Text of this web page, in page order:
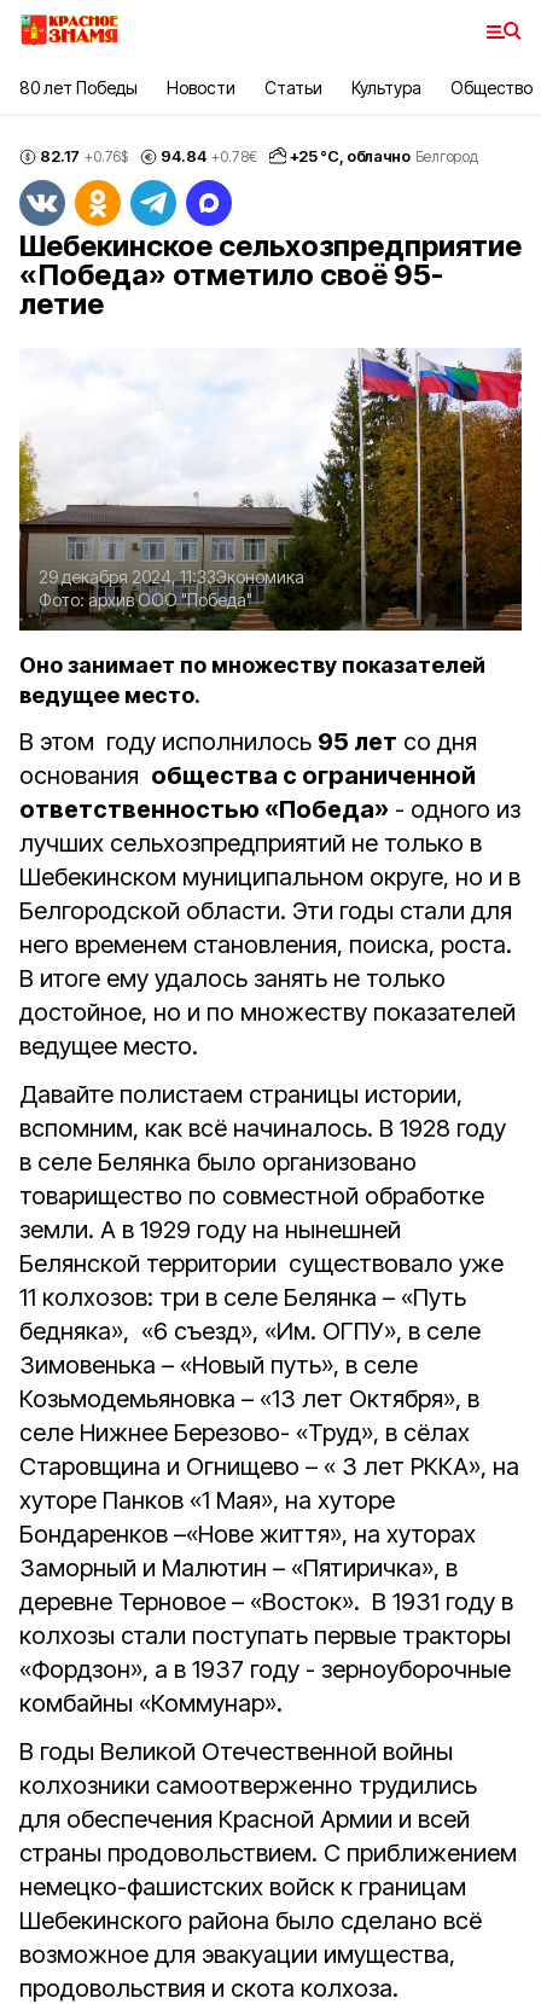
80 лет Победы Новости Статьи Культура Общество
82.17 +0.76$ 94.84 +0.78€ +25°С, облачно Белгород
Шебекинское сельхозпредприятие
«Победа» отметило своё 95-
летие
29 декабря 2024, 11:33Экономика
Фото: архив ООО "Победа"
Оно занимает по множеству показателей
ведущее место.
В этом году исполнилось 95 лет со дня
основания общества с ограниченной
ответственностью «Победа» - одного из
лучших сельхозпредприятий не только в
Шебекинском муниципальном округе, но и в
Белгородской области. Эти годы стали для
него временем становления, поиска, роста.
В итоге ему удалось занять не только
достойное, но и по множеству показателей
ведущее место.
Давайте полистаем страницы истории,
вспомним, как всё начиналось. В 1928 году
в селе Белянка было организовано
товарищество по совместной обработке
земли. А в 1929 году на нынешней
Белянской территории существовало уже
11 колхозов: три в селе Белянка – «Путь
бедняка», «6 съезд», «Им. ОГПУ», в селе
Зимовенька – «Новый путь», в селе
Козьмодемьяновка – «13 лет Октября», в
селе Нижнее Березово- «Труд», в сёлах
Старовщина и Огнищево – « 3 лет РККА», на
хуторе Панков «1 Мая», на хуторе
Бондаренков –«Нове життя», на хуторах
Заморный и Малютин – «Пятиричка», в
деревне Терновое – «Восток». В 1931 году в
колхозы стали поступать первые тракторы
«Фордзон», а в 1937 году - зерноуборочные
комбайны «Коммунар».
В годы Великой Отечественной войны
колхозники самоотверженно трудились
для обеспечения Красной Армии и всей
страны продовольствием. С приближением
немецко-фашистских войск к границам
Шебекинского района было сделано всё
возможное для эвакуации имущества,
продовольствия и скота колхоза.